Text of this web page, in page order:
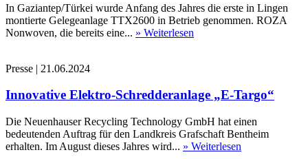
In Gaziantep/Türkei wurde Anfang des Jahres die erste in Lingen
montierte Gelegeanlage TTX2600 in Betrieb genommen. ROZA
Nonwoven, die bereits eine... » Weiterlesen
Presse | 21.06.2024
Innovative Elektro-Schredderanlage „E-Targo“
Die Neuenhauser Recycling Technology GmbH hat einen
bedeutenden Auftrag für den Landkreis Grafschaft Bentheim
erhalten. Im August dieses Jahres wird... » Weiterlesen